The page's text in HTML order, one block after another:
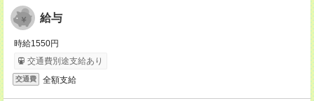
給与
時給1550円
交通費別途支給あり
交通費 全額支給